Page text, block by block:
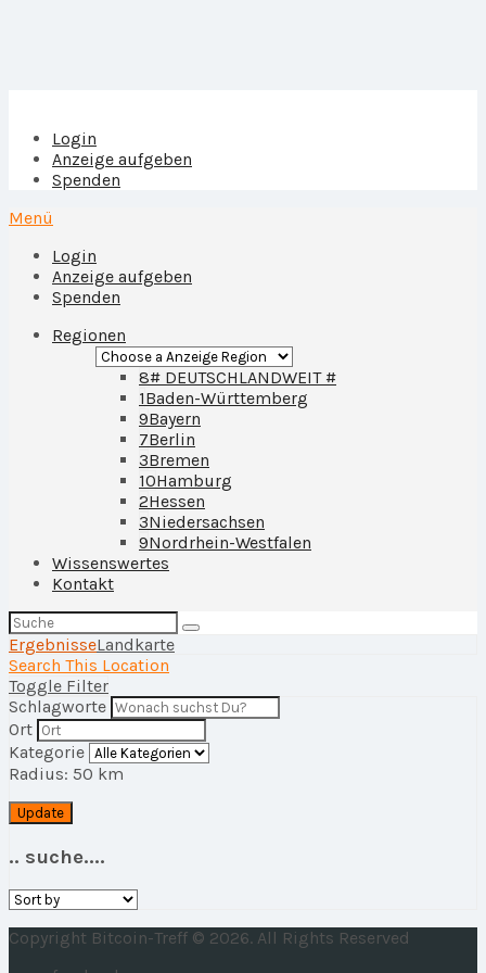
Login
Anzeige aufgeben
Spenden
Menü
Login
Anzeige aufgeben
Spenden
Regionen
8# DEUTSCHLANDWEIT #
1Baden-Württemberg
9Bayern
7Berlin
3Bremen
10Hamburg
2Hessen
3Niedersachsen
9Nordrhein-Westfalen
Wissenswertes
Kontakt
Suchen
nach:
ErgebnisseLandkarte
Search This Location
Toggle Filter
Schlagworte
Ort
Kategorie
Radius: 50 km
Update
.. suche....
Sort
Copyright Bitcoin-Treff © 2026. All Rights Reserved